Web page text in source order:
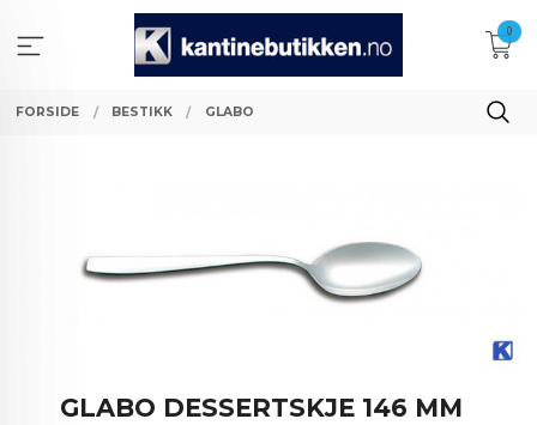
innholdet
0
FORSIDE BESTIKK GLABO
GLABO DESSERTSKJE 146 MM